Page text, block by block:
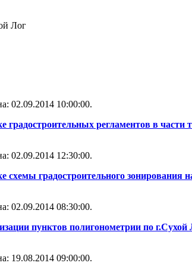
Лог
02.09.2014 10:00:00.
градостроительных регламентов в
02.09.2014 12:30:00.
схемы градостроительного
02.09.2014 08:30:00.
пунктов полигонометрии по г.Сухой
19.08.2014 09:00:00.